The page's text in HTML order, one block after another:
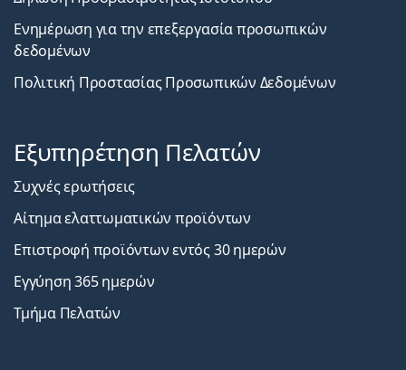
Ενημέρωση για την επεξεργασία προσωπικών
δεδομένων
Πολιτική Προστασίας Προσωπικών Δεδομένων
Εξυπηρέτηση Πελατών
Συχνές ερωτήσεις
Αίτημα ελαττωματικών προϊόντων
Επιστροφή προϊόντων εντός 30 ημερών
Εγγύηση 365 ημερών
Τμήμα Πελατών